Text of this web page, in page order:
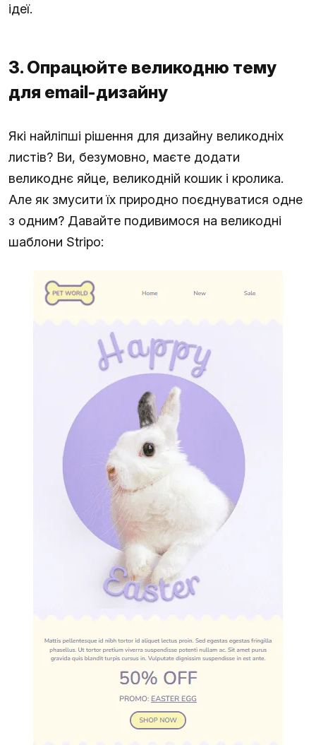
ідеї.
3. Опрацюйте великодню тему
для email-дизайну
Які найліпші рішення для дизайну великодніх
листів? Ви, безумовно, маєте додати
великоднє яйце, великодній кошик і кролика.
Але як змусити їх природно поєднуватися одне
з одним? Давайте подивимося на великодні
шаблони Stripo: